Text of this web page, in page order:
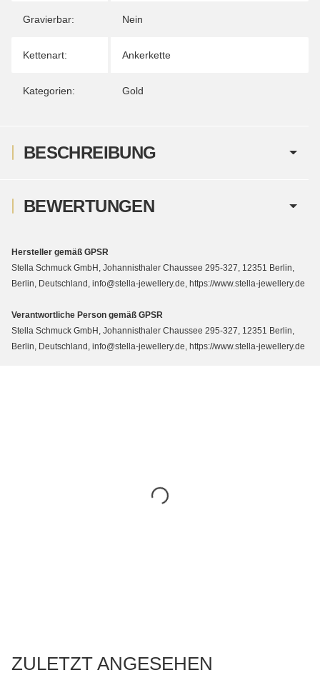
Gravierbar: Nein
Kettenart: Ankerkette
Kategorien: Gold
BESCHREIBUNG
BEWERTUNGEN
Hersteller gemäß GPSR
Stella Schmuck GmbH, Johannisthaler Chaussee 295-327, 12351 Berlin,
Berlin, Deutschland, info@stella-jewellery.de, https://www.stella-jewellery.de
Verantwortliche Person gemäß GPSR
Stella Schmuck GmbH, Johannisthaler Chaussee 295-327, 12351 Berlin,
Berlin, Deutschland, info@stella-jewellery.de, https://www.stella-jewellery.de
ZULETZT ANGESEHEN